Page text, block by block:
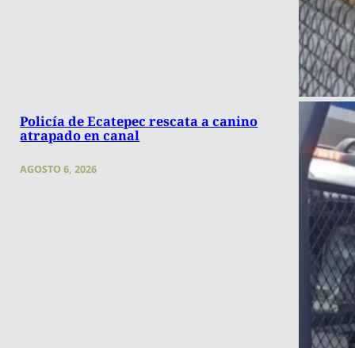
Policía de Ecatepec rescata a canino
atrapado en canal
AGOSTO 6, 2026